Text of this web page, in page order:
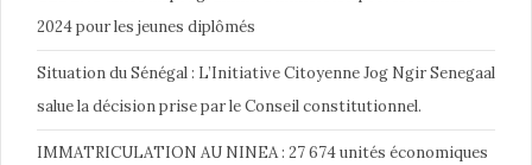
2024 pour les jeunes diplômés
Situation du Sénégal : L’Initiative Citoyenne Jog Ngir Senegaal
salue la décision prise par le Conseil constitutionnel.
IMMATRICULATION AU NINEA : 27 674 unités économiques